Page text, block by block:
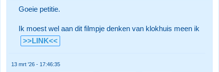
Goeie petitie.
Ik moest wel aan dit filmpje denken van klokhuis meen ik
>>LINK<<
13 mrt '26 - 17:46:35